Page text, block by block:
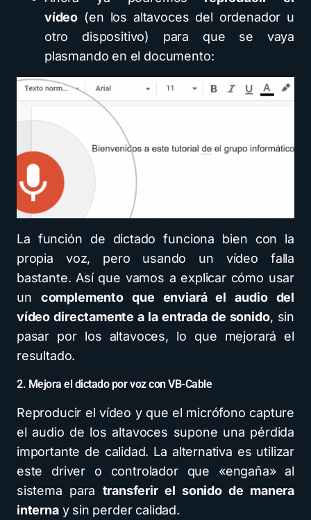
vídeo (en los altavoces del ordenador u
otro dispositivo) para que se vaya
plasmando en el documento:
La función de dictado funciona bien con la
propia voz, pero usando un vídeo falla
bastante. Así que vamos a explicar cómo usar
un complemento que enviará el audio del
vídeo directamente a la entrada de sonido, sin
pasar por los altavoces, lo que mejorará el
resultado.
2. Mejora el dictado por voz con VB-Cable
Reproducir el vídeo y que el micrófono capture
el audio de los altavoces supone una pérdida
importante de calidad. La alternativa es utilizar
este driver o controlador que «engaña» al
sistema para transferir el sonido de manera
internay sin perder calidad.